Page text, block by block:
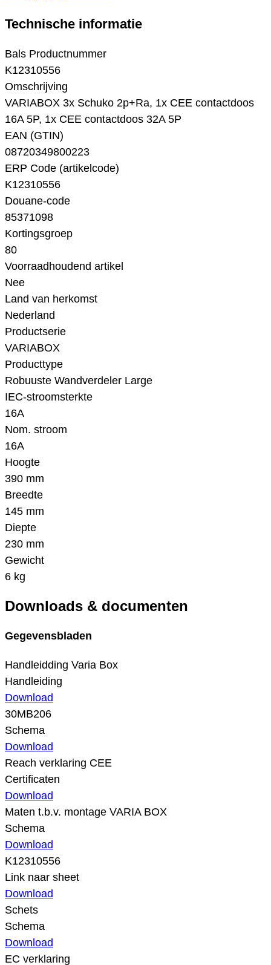
Technische informatie
Bals Productnummer
K12310556
Omschrijving
VARIABOX 3x Schuko 2p+Ra, 1x CEE contactdoos
16A 5P, 1x CEE contactdoos 32A 5P
EAN (GTIN)
08720349800223
ERP Code (artikelcode)
K12310556
Douane-code
85371098
Kortingsgroep
80
Voorraadhoudend artikel
Nee
Land van herkomst
Nederland
Productserie
VARIABOX
Producttype
Robuuste Wandverdeler Large
IEC-stroomsterkte
16A
Nom. stroom
16A
Hoogte
390 mm
Breedte
145 mm
Diepte
230 mm
Gewicht
6 kg
Downloads & documenten
Gegevensbladen
Handleidding Varia Box
Handleiding
Download
30MB206
Schema
Download
Reach verklaring CEE
Certificaten
Download
Maten t.b.v. montage VARIA BOX
Schema
Download
K12310556
Link naar sheet
Download
Schets
Schema
Download
EC verklaring